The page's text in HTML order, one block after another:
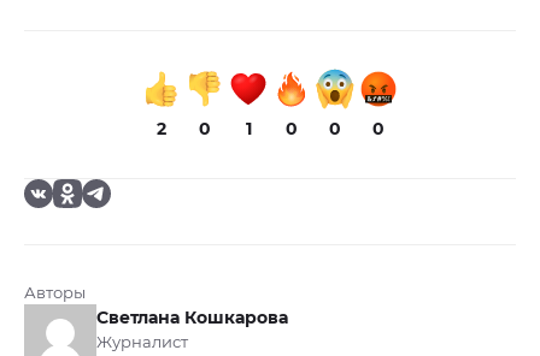
2 0 1 0 0 0
Авторы
Светлана Кошкарова
Журналист